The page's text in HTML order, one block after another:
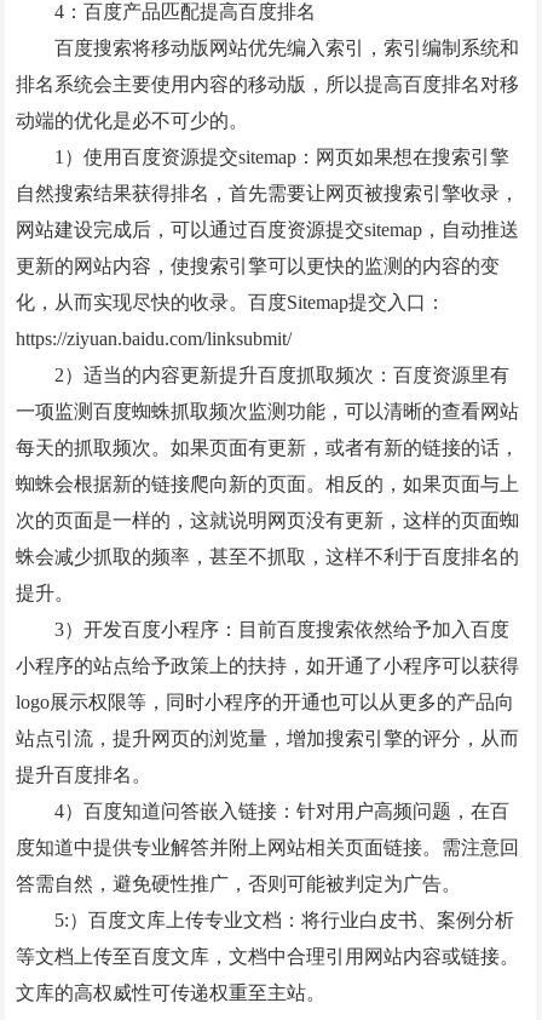
4：百度产品匹配提高百度排名
百度搜索将移动版网站优先编入索引，索引编制系统和
排名系统会主要使用内容的移动版，所以提高百度排名对移
动端的优化是必不可少的。
1）使用百度资源提交sitemap：网页如果想在搜索引擎
自然搜索结果获得排名，首先需要让网页被搜索引擎收录，
网站建设完成后，可以通过百度资源提交sitemap，自动推送
更新的网站内容，使搜索引擎可以更快的监测的内容的变
化，从而实现尽快的收录。百度Sitemap提交入口：
https://ziyuan.baidu.com/linksubmit/
2）适当的内容更新提升百度抓取频次：百度资源里有
一项监测百度蜘蛛抓取频次监测功能，可以清晰的查看网站
每天的抓取频次。如果页面有更新，或者有新的链接的话，
蜘蛛会根据新的链接爬向新的页面。相反的，如果页面与上
次的页面是一样的，这就说明网页没有更新，这样的页面蜘
蛛会减少抓取的频率，甚至不抓取，这样不利于百度排名的
提升。
3）开发百度小程序：目前百度搜索依然给予加入百度
小程序的站点给予政策上的扶持，如开通了小程序可以获得
logo展示权限等，同时小程序的开通也可以从更多的产品向
站点引流，提升网页的浏览量，增加搜索引擎的评分，从而
提升百度排名。
4）百度知道问答嵌入链接：针对用户高频问题，在百
度知道中提供专业解答并附上网站相关页面链接。需注意回
答需自然，避免硬性推广，否则可能被判定为广告。
5:）百度文库上传专业文档：将行业白皮书、案例分析
等文档上传至百度文库，文档中合理引用网站内容或链接。
文库的高权威性可传递权重至主站。